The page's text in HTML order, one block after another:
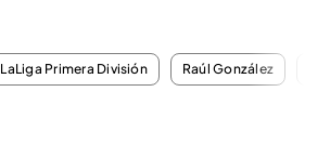
LaLiga Primera División Raúl González